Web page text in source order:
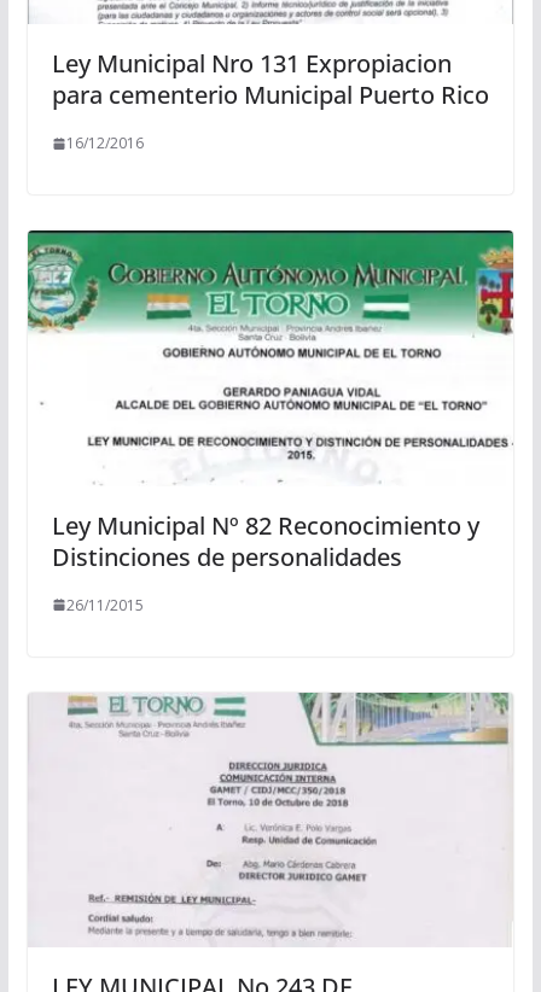
Ley Municipal Nro 131 Expropiacion
para cementerio Municipal Puerto Rico
16/12/2016
Ley Municipal Nº 82 Reconocimiento y
Distinciones de personalidades
26/11/2015